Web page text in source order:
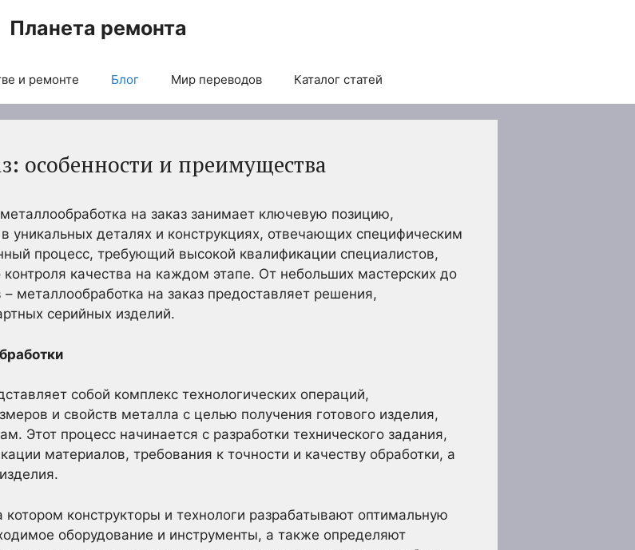
Планета ремонта
и ремонте Блог Мир переводов Каталог статей
особенности и преимущества
на заказ занимает ключевую позицию,
уникальных деталях и конструкциях, отвечающих специфическим
процесс, требующий высокой квалификации специалистов,
качества на каждом этапе. От небольших мастерских до
металлообработка на заказ предоставляет решения,
серийных изделий.
собой комплекс технологических операций,
и свойств металла с целью получения готового изделия,
Этот процесс начинается с разработки технического задания,
материалов, требования к точности и качеству обработки, а
конструкторы и технологи разрабатывают оптимальную
оборудование и инструменты, а также определяют